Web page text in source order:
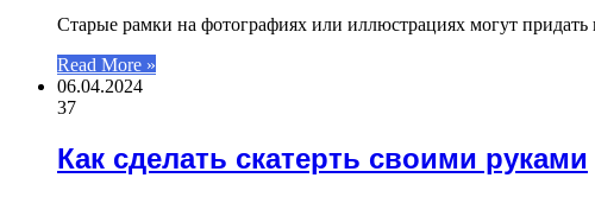
Старые рамки на фотографиях или иллюстрациях могут
Read More »
06.04.2024
37
Как сделать скатерть своими руками